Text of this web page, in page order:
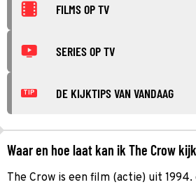
FILMS OP TV
SERIES OP TV
TIP DE KIJKTIPS VAN VANDAAG
Waar en hoe laat kan ik The Crow
The Crow is een film (actie) uit